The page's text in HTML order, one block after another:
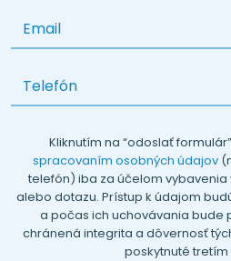
Kliknutím na “odoslať
spracovaním osobných údajov
telefón) iba za účelom
alebo dotazu. Prístup k údajom
a počas ich uchovávania bude
chránená integrita a dôvernosť
poskytnuté tretím